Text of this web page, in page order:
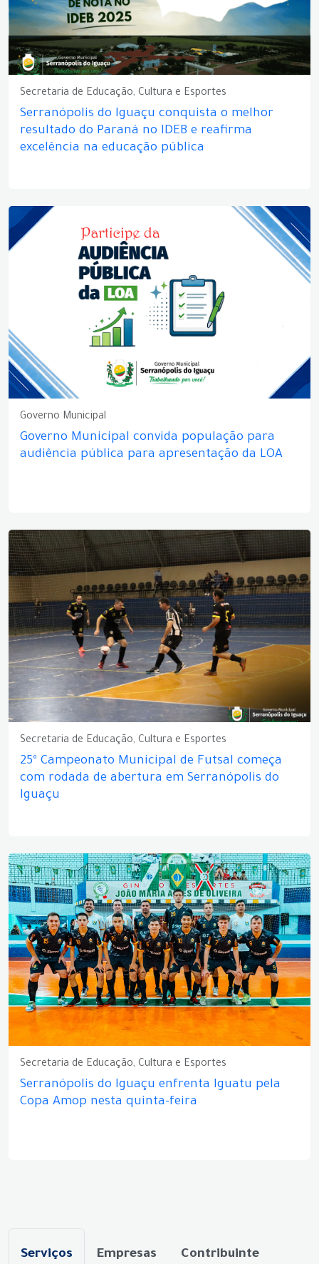
Secretaria de Educação, Cultura e Esportes
Serranópolis do Iguaçu conquista o melhor
resultado do Paraná no IDEB e reafirma
excelência na educação pública
Governo Municipal
Governo Municipal convida população para
audiência pública para apresentação da LOA
Secretaria de Educação, Cultura e Esportes
25º Campeonato Municipal de Futsal começa
com rodada de abertura em Serranópolis do
Iguaçu
Secretaria de Educação, Cultura e Esportes
Serranópolis do Iguaçu enfrenta Iguatu pela
Copa Amop nesta quinta-feira
Serviços Empresas Contribuinte